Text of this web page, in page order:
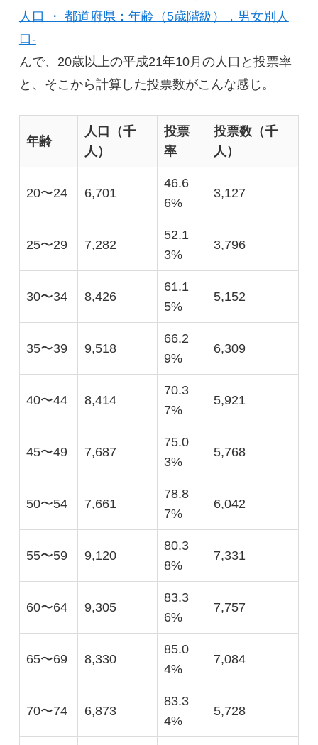
人口 ・ 都道府県：年齢（5歳階級），男女別人
口‐
んで、20歳以上の平成21年10月の人口と投票率
と、そこから計算した投票数がこんな感じ。
年齢
人口（千
人）
投票
率
投票数（千
人）
20〜24 6,701
46.6
6%
3,127
25〜29 7,282
52.1
3%
3,796
30〜34 8,426
61.1
5%
5,152
35〜39 9,518
66.2
9%
6,309
40〜44 8,414
70.3
7%
5,921
45〜49 7,687
75.0
3%
5,768
50〜54 7,661
78.8
7%
6,042
55〜59 9,120
80.3
8%
7,331
60〜64 9,305
83.3
6%
7,757
65〜69 8,330
85.0
4%
7,084
70〜74 6,873
83.3
4%
5,728